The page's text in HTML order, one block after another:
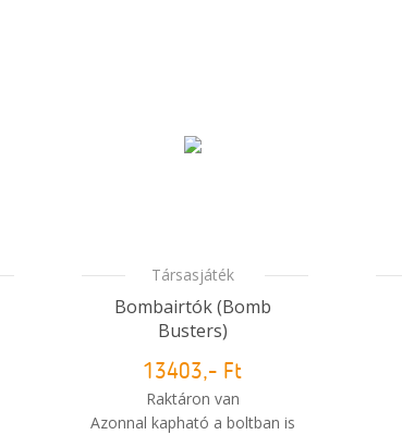
Társasjáték
Bombairtók (Bomb
Busters)
13403,- Ft
Raktáron van
Azonnal kapható a boltban is